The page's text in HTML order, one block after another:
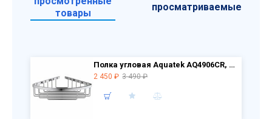
товары
просматриваемые
Полка угловая Aquatek AQ4906CR, хром РАСПРОДАЖА витринный экземпляр
2 450 ₽ 3 490 ₽